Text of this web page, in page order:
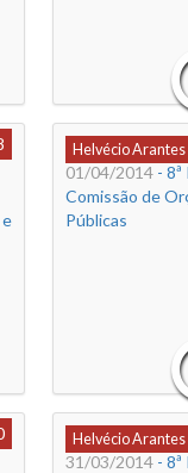
Helvécio Arantes
01/04/2014- 8ª
Comissão de
Públicas
Helvécio Arantes
31/03/2014- 8ª